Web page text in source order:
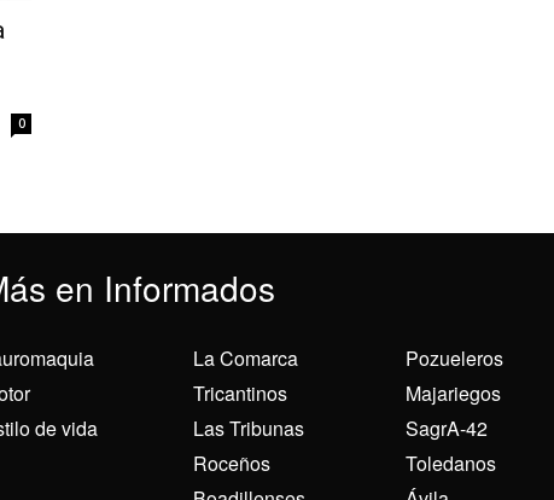
0
en Informados
de vida
La Comarca
Tricantinos
Las Tribunas
Roceños
Pozueleros
Majariegos
SagrA-42
Toledanos